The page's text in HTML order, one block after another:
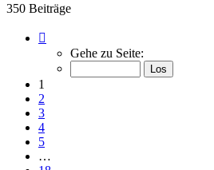
350 Beiträge
von
Gehe zu Seite:
1
2
3
4
5
…